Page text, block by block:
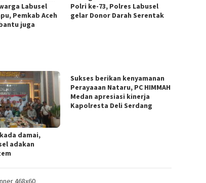
Labusel
Pemkab Aceh
juga
Polri ke-73, Polres Labusel
gelar Donor Darah Serentak
damai,
adakan
Sukses berikan kenyamanan
Perayaaan Nataru, PC HIMMAH
Medan apresiasi kinerja
Kapolresta Deli Serdang